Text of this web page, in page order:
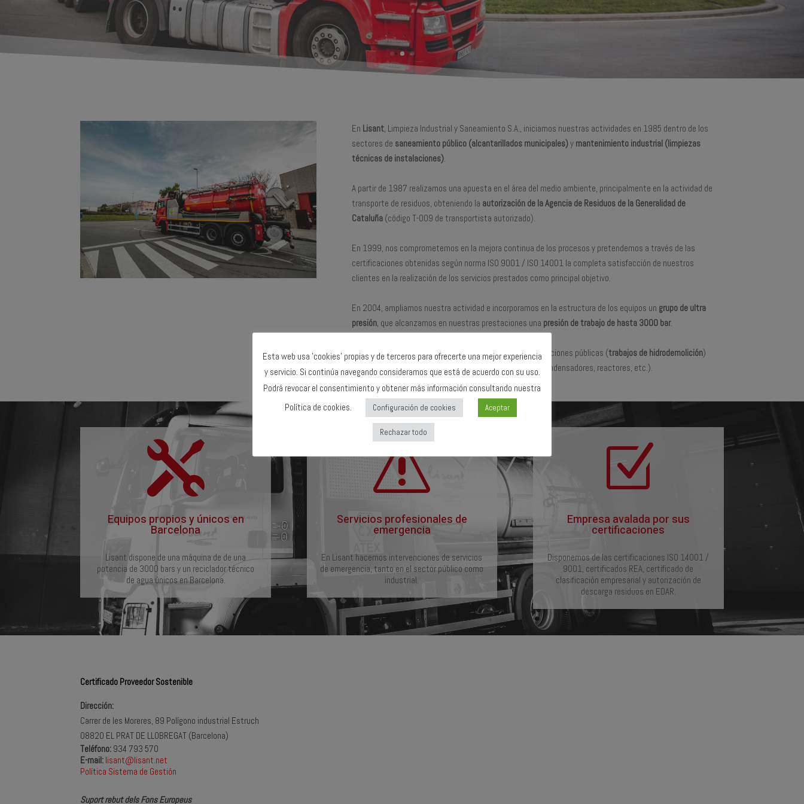
En Lisant , Limpieza Industrial y Saneamiento S.A., iniciamos nuestras actividades en 1985 dentro de los
sectores de saneamiento público (alcantarillados municipales)y mantenimiento industrial (limpiezas
técnicas de instalaciones)
A partir de 1987 realizamos una apuesta en el área del medio ambiente, principalmente en la actividad de
transporte de residuos, obteniendo la autorización de la Agencia de Residuos de la Generalidad de
Cataluña (código T-009 de transportista autorizado).
En 1999, nos comprometemos en la mejora continua de los procesos y pretendemos a través de las
certificaciones obtenidas según norma ISO 9001 / ISO 14001 la completa satisfacción de nuestros
clientes en la realización de los servicios prestados como principal objetivo.
En 2004, ampliamos nuestra actividad e incorporamos en la estructura de los equipos un grupo de ultra
presión , que alcanzamos en nuestras prestaciones una presión de trabajo de hasta 3000 bar.
Nos dirigimos a la realización de trabajos, tanto en instalaciones públicas (trabajos de hidrodemolición)
como en instalaciones industriales (intercambiadores, condensadores, reactores, etc.).

Equipos propios y únicos en
Barcelona
Lisant dispone de una máquina de de una
potencia de 3000 bars y un reciclador técnico
de agua únicos en Barcelona.
s
Servicios profesionales de
emergencia
En Lisant hacemos intervenciones de servicios
de emergencia, tanto en el sector público como
industrial.
Z
Empresa avalada por sus
certificaciones
Disponemos de las certificaciones ISO 14001 /
9001, certificados REA, certificado de
clasificación empresarial y autorización de
descarga residuos en EDAR.
Certificado Proveedor Sostenible
Dirección:
Carrer de les Moreres, 89 Polígono industrial Estruch
08820 EL PRAT DE LLOBREGAT (Barcelona)
Teléfono: 934 793 570
E-mail: lisant@lisant.net
Política Sistema de Gestión
Suport rebut dels Fons Europeus
Esta web usa 'cookies' propias y de terceros para ofrecerte una mejor experiencia
y servicio. Si continúa navegando consideramos que está de acuerdo con su uso.
Podrá revocar el consentimiento y obtener más información consultando nuestra
Política de cookies.
Configuración de cookies Aceptar
Rechazar todo